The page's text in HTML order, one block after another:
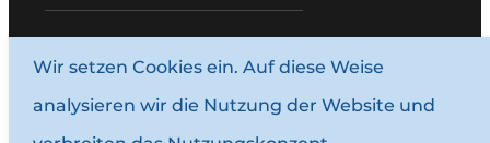
www.louwersmediagroep.com
© 1987–2026 Louwersmediagroep.
Wir setzen Cookies ein. Auf diese Weise
analysieren wir die Nutzung der Website und